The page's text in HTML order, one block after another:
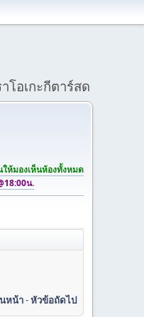
โอเกะกีตาร์สด
ห้มองเห็นห้องทั้งหมด
น.
หน้า-หัวข้อถัดไป